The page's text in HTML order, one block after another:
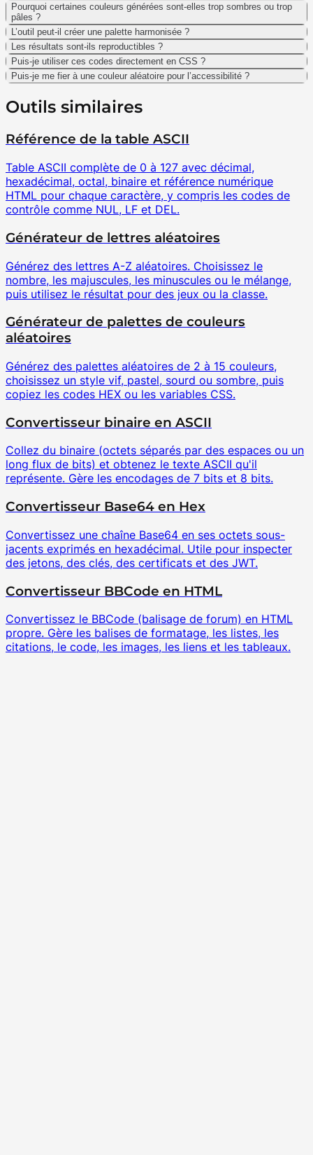
Pourquoi certaines couleurs générées sont-elles trop sombres ou trop
pâles ?
L’outil peut-il créer une palette harmonisée ?
Les résultats sont-ils reproductibles ?
Puis-je utiliser ces codes directement en CSS ?
Puis-je me fier à une couleur aléatoire pour l’accessibilité ?
Outils similaires
Référence de la table ASCII
Table ASCII complète de 0 à 127 avec décimal,
hexadécimal, octal, binaire et référence numérique
HTML pour chaque caractère, y compris les codes de
contrôle comme NUL, LF et DEL.
Générateur de lettres aléatoires
Générez des lettres A-Z aléatoires. Choisissez le
nombre, les majuscules, les minuscules ou le mélange,
puis utilisez le résultat pour des jeux ou la classe.
Générateur de palettes de couleurs
aléatoires
Générez des palettes aléatoires de 2 à 15 couleurs,
choisissez un style vif, pastel, sourd ou sombre, puis
copiez les codes HEX ou les variables CSS.
Convertisseur binaire en ASCII
Collez du binaire (octets séparés par des espaces ou un
long flux de bits) et obtenez le texte ASCII qu'il
représente. Gère les encodages de 7 bits et 8 bits.
Convertisseur Base64 en Hex
Convertissez une chaîne Base64 en ses octets sous-
jacents exprimés en hexadécimal. Utile pour inspecter
des jetons, des clés, des certificats et des JWT.
Convertisseur BBCode en HTML
Convertissez le BBCode (balisage de forum) en HTML
propre. Gère les balises de formatage, les listes, les
citations, le code, les images, les liens et les tableaux.